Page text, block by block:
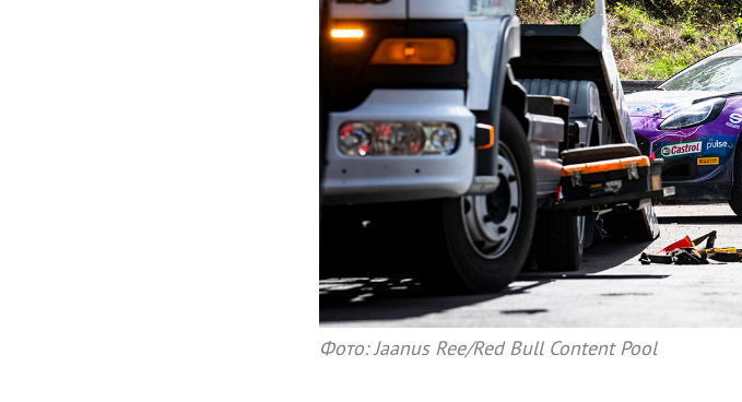
Фото: Jaanus Ree/Red Bull Content Pool